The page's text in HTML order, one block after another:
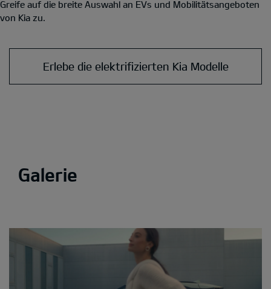
Greife auf die breite Auswahl an EVs und Mobilitätsangeboten
von Kia zu.
Erlebe die elektrifizierten Kia Modelle
Galerie